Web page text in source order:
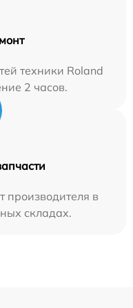
техники Roland
2 часов.
производителя в
складах.